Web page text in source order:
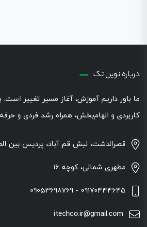
درباره نوین تک
ما باور داریم آموزش، آغاز مسیر تغییر
کاربردی و الهام‌بخش، همراه رشد فردی و
قصرالدشت، نبش قم آباد، پردیس بین
مطهری شمالی، کوچه 16
۰۹۱۷۰۴۴۴۶۴۵ - 09053698769
itechco.ir@gmail.com